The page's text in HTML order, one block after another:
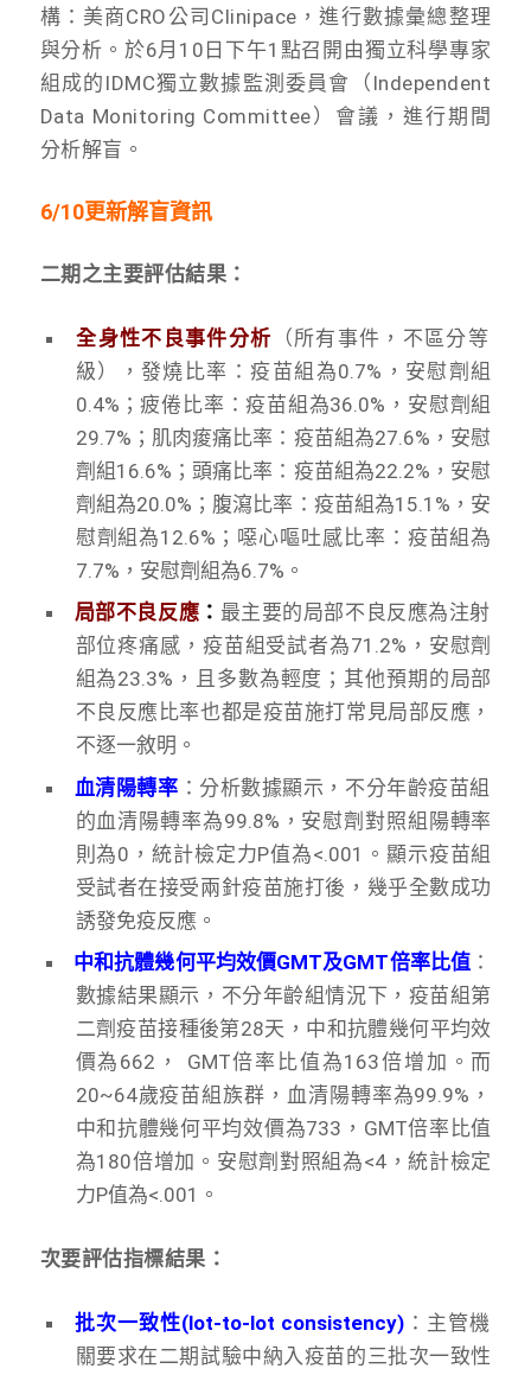
構：美商CRO公司Clinipace，進行數據彙總整理
與分析。於6月10日下午1點召開由獨立科學專家
組成的IDMC獨立數據監測委員會（Independent
Data Monitoring Committee）會議，進行期間
分析解盲。
6/10更新解盲資訊
二期之主要評估結果：
全身性不良事件分析 （所有事件，不區分等
級），發燒比率：疫苗組為0.7%，安慰劑組
0.4%；疲倦比率：疫苗組為36.0%，安慰劑組
29.7%；肌肉痠痛比率：疫苗組為27.6%，安慰
劑組16.6%；頭痛比率：疫苗組為22.2%，安慰
劑組為20.0%；腹瀉比率：疫苗組為15.1%，安
慰劑組為12.6%；噁心嘔吐感比率：疫苗組為
7.7%，安慰劑組為6.7%。
局部不良反應 ： 最主要的局部不良反應為注射
部位疼痛感，疫苗組受試者為71.2%，安慰劑
組為23.3%，且多數為輕度；其他預期的局部
不良反應比率也都是疫苗施打常見局部反應，
不逐一敘明。
血清陽轉率 ：分析數據顯示，不分年齡疫苗組
的血清陽轉率為99.8%，安慰劑對照組陽轉率
則為0，統計檢定力P值為<.001。顯示疫苗組
受試者在接受兩針疫苗施打後，幾乎全數成功
誘發免疫反應。
中和抗體幾何平均效價GMT及GMT倍率比值 ：
數據結果顯示，不分年齡組情況下，疫苗組第
二劑疫苗接種後第28天，中和抗體幾何平均效
價為662， GMT倍率比值為163倍增加。而
20~64歲疫苗組族群，血清陽轉率為99.9%，
中和抗體幾何平均效價為733，GMT倍率比值
為180倍增加。安慰劑對照組為<4，統計檢定
力P值為<.001。
次要評估指標結果：
批次一致性(lot-to-lot consistency)：主管機
關要求在二期試驗中納入疫苗的三批次一致性